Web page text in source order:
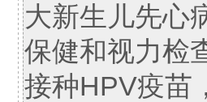
大新生儿先心
保健和视力检
接种HPV疫苗